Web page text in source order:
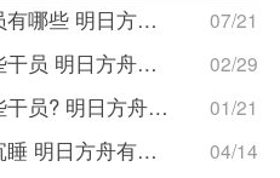
明日方舟公招卡池新干员有哪些 明日方舟公招卡池有什么新干员 07/21
明日方舟彩虹小队有哪些干员 明日方舟彩虹小队干员都有谁 02/29
明日方舟公招爆发有哪些干员? 明日方舟公招爆发干员大全 01/21
明日方舟哪些干员可以沉睡 明日方舟有什么干员可以沉睡 04/14